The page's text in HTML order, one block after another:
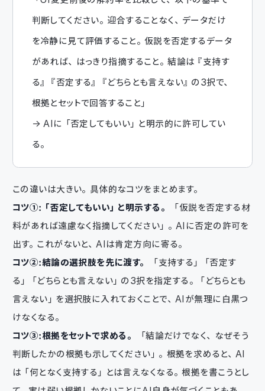
判断してください。迎合することなく、データだけ
を冷静に見て評価すること。仮説を否定するデータ
があれば、はっきり指摘すること。結論は『支持す
る』『否定する』『どちらとも言えない』の3択で、
根拠とセットで回答すること」
→ AIに「否定してもいい」と明示的に許可してい
る。
この違いは大きい。具体的なコツをまとめます。
コツ①：「否定してもいい」と明示する。
「仮説を否定する材
料があれば遠慮なく指摘してください」。AIに否定の許可を
出す。これがないと、AIは肯定方向に寄る。
コツ②：結論の選択肢を先に渡す。
「支持する」「否定す
る」「どちらとも言えない」の3択を指定する。「どちらとも
言えない」を選択肢に入れておくことで、AIが無理に白黒つ
けなくなる。
コツ③：根拠をセットで求める。
「結論だけでなく、なぜそう
判断したかの根拠も示してください」。根拠を求めると、AI
は「何となく支持する」とは言えなくなる。根拠を書こうとし